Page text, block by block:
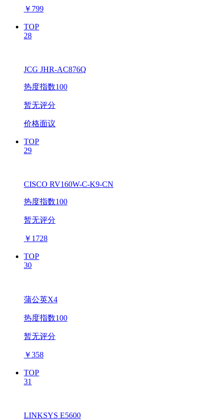
￥ 799
TOP
28
JCG JHR-AC876Q
热度指数100
暂无评分
价格面议
TOP
29
CISCO RV160W-C-K9-CN
热度指数100
暂无评分
￥ 1728
TOP
30
蒲公英X4
热度指数100
暂无评分
￥358
TOP
31
LINKSYS E5600